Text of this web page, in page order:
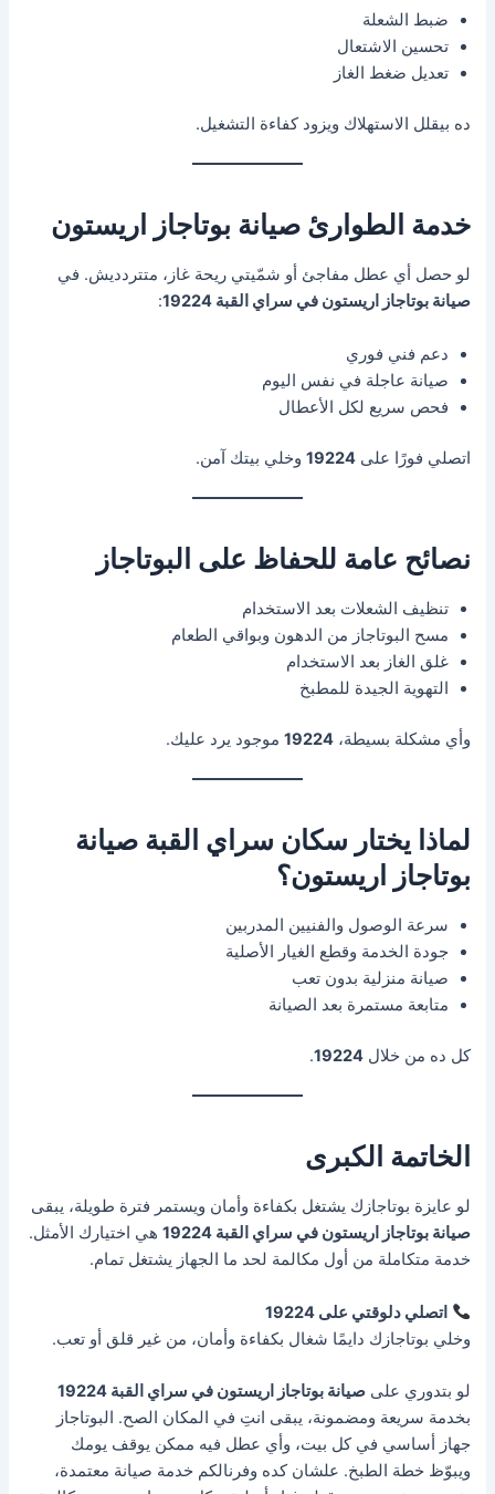
ضبط الشعلة
تحسين الاشتعال
تعديل ضغط الغاز
ده بيقلل الاستهلاك ويزود كفاءة التشغيل.
خدمة الطوارئ صيانة بوتاجاز اريستون
لو حصل أي عطل مفاجئ أو شمّيتي ريحة غاز، متتردديش. في
صيانة بوتاجاز اريستون في سراي القبة 19224
:
دعم فني فوري
صيانة عاجلة في نفس اليوم
فحص سريع لكل الأعطال
اتصلي فورًا على19224 وخلي بيتك آمن.
نصائح عامة للحفاظ على البوتاجاز
تنظيف الشعلات بعد الاستخدام
مسح البوتاجاز من الدهون وبواقي الطعام
غلق الغاز بعد الاستخدام
التهوية الجيدة للمطبخ
وأي مشكلة بسيطة،19224 موجود يرد عليك.
لماذا يختار سكان سراي القبة صيانة
بوتاجاز اريستون؟
سرعة الوصول والفنيين المدربين
جودة الخدمة وقطع الغيار الأصلية
صيانة منزلية بدون تعب
متابعة مستمرة بعد الصيانة
كل ده من خلال19224
.
الخاتمة الكبرى
لو عايزة بوتاجازك يشتغل بكفاءة وأمان ويستمر فترة طويلة، يبقى
صيانة بوتاجاز اريستون في سراي القبة 19224
هي اختيارك الأمثل.
خدمة متكاملة من أول مكالمة لحد ما الجهاز يشتغل تمام.
اتصلي دلوقتي على 19224
وخلي بوتاجازك دايمًا شغال بكفاءة وأمان، من غير قلق أو تعب.
لو بتدوري علىصيانة بوتاجاز اريستون في سراي القبة 19224
بخدمة سريعة ومضمونة، يبقى انتِ في المكان الصح. البوتاجاز
جهاز أساسي في كل بيت، وأي عطل فيه ممكن يوقف يومك
ويبوّظ خطة الطبخ. علشان كده وفرنالكم خدمة صيانة معتمدة،